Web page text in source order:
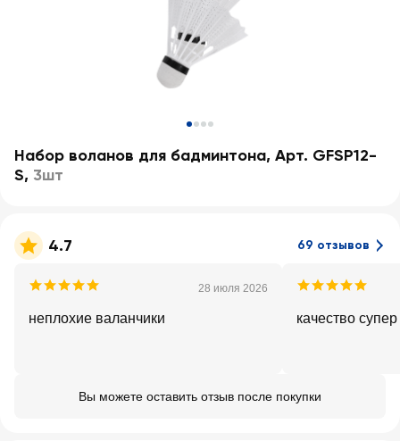
Набор воланов для бадминтона, Арт. GFSP12-
S, 3шт
4.7 69 отзывов
28 июля 2026
неплохие валанчики качество супер
Вы можете оставить отзыв после покупки